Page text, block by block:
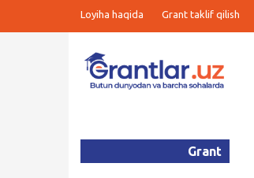
Loyiha haqida Grant taklif qilish
Grant